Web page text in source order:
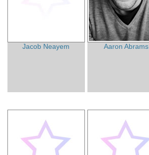
Jacob Neayem Aaron Abrams